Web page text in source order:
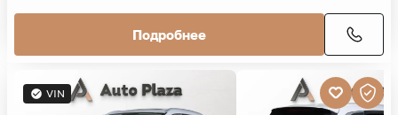
Подробнее
VIN